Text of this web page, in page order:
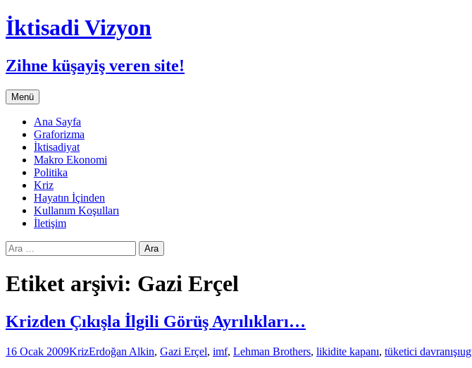
İktisadi Vizyon
Zihne küşayiş veren site!
Menü İçeriğe
atla
Ana Sayfa
Graforizma
İktisadiyat
Makro Ekonomi
Politika
Kriz
Hayatın İçinden
Kullanım Koşulları
İletişim
Arama:
Etiket arşivi: Gazi Erçel
Krizden Çıkışla İlgili Görüş Ayrılıkları…
16 Ocak 2009KrizErdoğan Alkin, Gazi Erçel, imf, Lehman Brothers, likidite kapanı, tüketici davranışı